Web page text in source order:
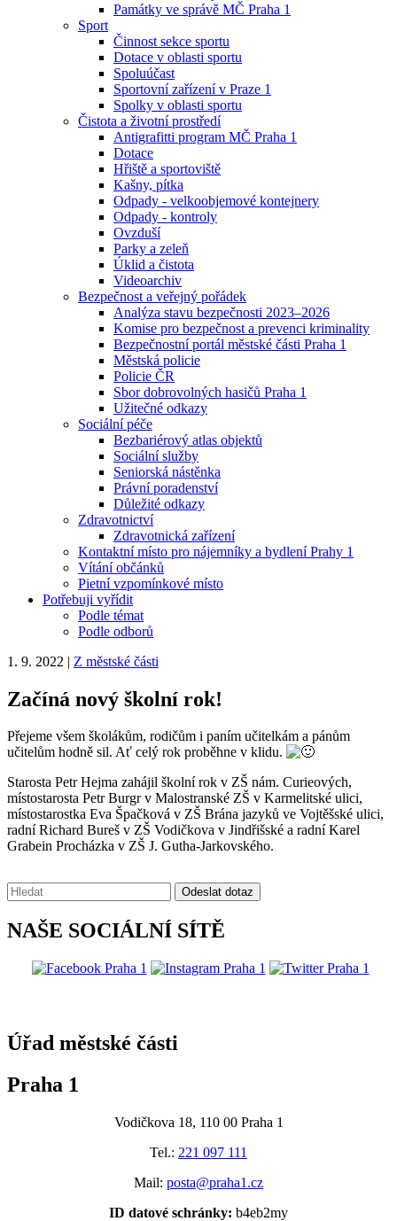
Památky ve správě MČ Praha 1
Sport
Činnost sekce sportu
Dotace v oblasti sportu
Spoluúčast
Sportovní zařízení v Praze 1
Spolky v oblasti sportu
Čistota a životní prostředí
Antigrafitti program MČ Praha 1
Dotace
Hřiště a sportoviště
Kašny, pítka
Odpady - velkoobjemové kontejnery
Odpady - kontroly
Ovzduší
Parky a zeleň
Úklid a čistota
Videoarchiv
Bezpečnost a veřejný pořádek
Analýza stavu bezpečnosti 2023–2026
Komise pro bezpečnost a prevenci kriminality
Bezpečnostní portál městské části Praha 1
Městská policie
Policie ČR
Sbor dobrovolných hasičů Praha 1
Užitečné odkazy
Sociální péče
Bezbariérový atlas objektů
Sociální služby
Seniorská nástěnka
Právní poradenství
Důležité odkazy
Zdravotnictví
Zdravotnická zařízení
Kontaktní místo pro nájemníky a bydlení Prahy 1
Vítání občánků
Pietní vzpomínkové místo
Potřebuji vyřídit
Podle témat
Podle odborů
1. 9. 2022 | Z městské části
Začíná nový školní rok!
Přejeme všem školákům, rodičům i paním učitelkám a pánům
učitelům hodně sil. Ať celý rok proběhne v klidu.
Starosta Petr Hejma zahájil školní rok v ZŠ nám. Curieových,
místostarosta Petr Burgr v Malostranské ZŠ v Karmelitské ulici,
místostarostka Eva Špačková v ZŠ Brána jazyků ve Vojtěšské ulici,
radní Richard Bureš v ZŠ Vodičkova v Jindřišské a radní Karel
Grabein Procházka v ZŠ J. Gutha-Jarkovského.
Vyhledávání: Odeslat dotaz
NAŠE SOCIÁLNÍ SÍTĚ
Úřad městské části
Praha 1
Vodičkova 18, 110 00 Praha 1
Tel.: 221 097 111
Mail: posta@praha1.cz
ID datové schránky: b4eb2my